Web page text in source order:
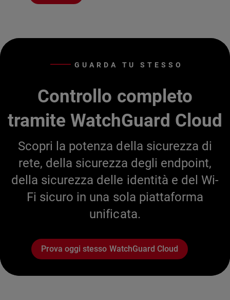
GUARDA TU STESSO
Controllo completo
tramite WatchGuard Cloud
Scopri la potenza della sicurezza di
rete, della sicurezza degli endpoint,
della sicurezza delle identità e del Wi-
Fi sicuro in una sola piattaforma
unificata.
Prova oggi stesso WatchGuard Cloud